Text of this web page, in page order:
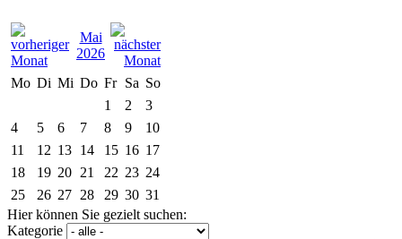
Mai
2026
Mo Di Mi Do Fr Sa So
1
2
3
4
5 6 7 8 9
10
11
12 13 14 15 16 17
18
19 20 21 22 23 24
25
26 27 28 29 30 31
Hier können Sie gezielt suchen:
Kategorie